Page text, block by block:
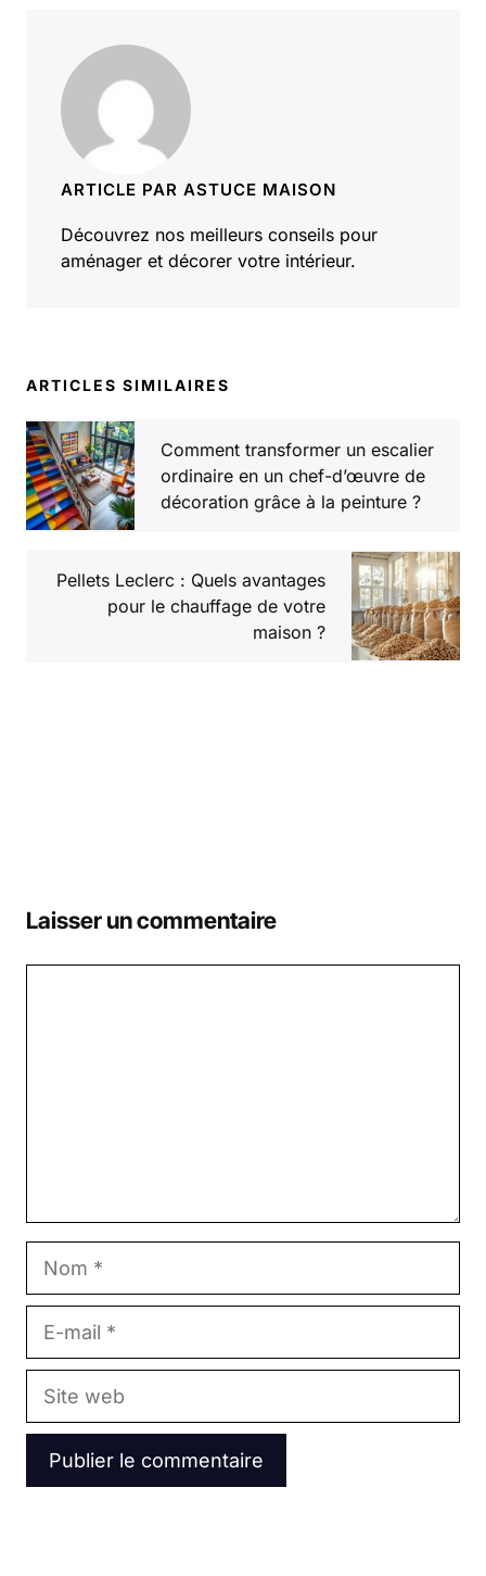
ARTICLE PAR ASTUCE MAISON
Découvrez nos meilleurs conseils pour
aménager et décorer votre intérieur.
ARTICLES SIMILAIRES
Comment transformer un escalier
ordinaire en un chef-d’œuvre de
décoration grâce à la peinture ?
Pellets Leclerc : Quels avantages
pour le chauffage de votre
maison ?
Laisser un commentaire
Site